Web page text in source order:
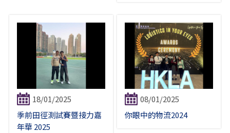
18/01/2025
季前田徑測試賽暨接力嘉
年華 2025
08/01/2025
你眼中的物流2024